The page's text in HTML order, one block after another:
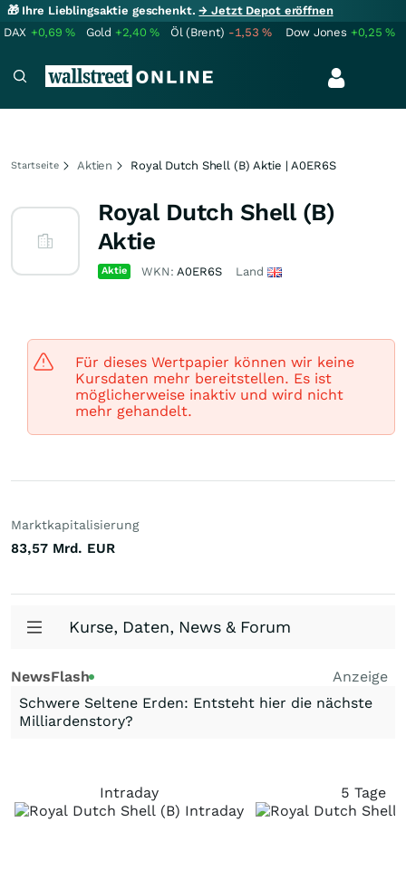
🎁 Ihre Lieblingsaktie geschenkt.→ Jetzt Depot eröffnen
DAX +0,69% Gold +2,40% Öl (Brent) -1,53% Dow Jones +0,25%
Startseite Aktien Royal Dutch Shell (B) Aktie | A0ER6S
Royal Dutch Shell (B)
Aktie
Aktie WKN:A0ER6S Land
Für dieses Wertpapier können wir keine
Kursdaten mehr bereitstellen. Es ist
möglicherweise inaktiv und wird nicht
mehr gehandelt.
Marktkapitalisierung
83,57 Mrd. EUR
Kurse, Daten, News & Forum
NewsFlash
Anzeige
Schwere Seltene Erden: Entsteht hier die nächste
Milliardenstory?
Intraday 5 Tage